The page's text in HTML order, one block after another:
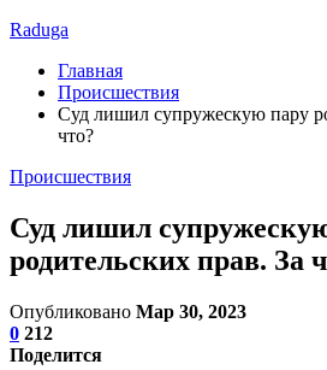
Raduga
Главная
Происшествия
Суд лишил супружескую пару
что?
Происшествия
Суд лишил
родительских прав. За
Опубликовано Мар 30, 2023
0 212
Поделится